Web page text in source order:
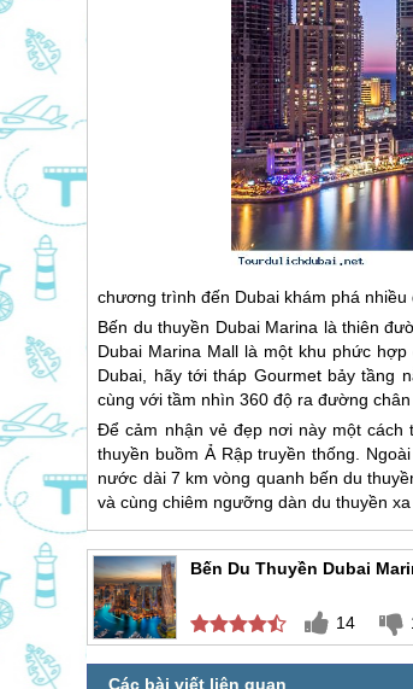
chương trình đến Dubai khám phá nhiều
Bến du thuyền DubaiMarina là thiên
Dubai Marina Mall là một khu phức
Dubai , hãy tới tháp Gourmet bảy tầng
cùng với tầm nhìn 360 độ ra đường
Để cảm nhận vẻ đẹp nơi này một cách
thuyền buồm Ả Rập truyền thống.
nước dài 7 km vòng quanh bến du
và cùng chiêm ngưỡng dàn du thuyền
Bến Du Thuyền Dubai
14